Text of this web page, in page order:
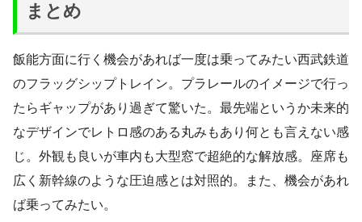
まとめ
飯能方面に行く機会があれば一度は乗ってみたい西武鉄道
のフラッグシップトレイン。プラレールのイメージで行っ
たらギャップがあり過ぎて驚いた。最先端というか未来的
なデザインでレトロ感のある丸みもあり何とも言えない感
じ。外観も良いが車内も大型窓で超絶的な解放感。座席も
広く新幹線のような圧迫感とは対照的。また、機会があれ
ば乗ってみたい。